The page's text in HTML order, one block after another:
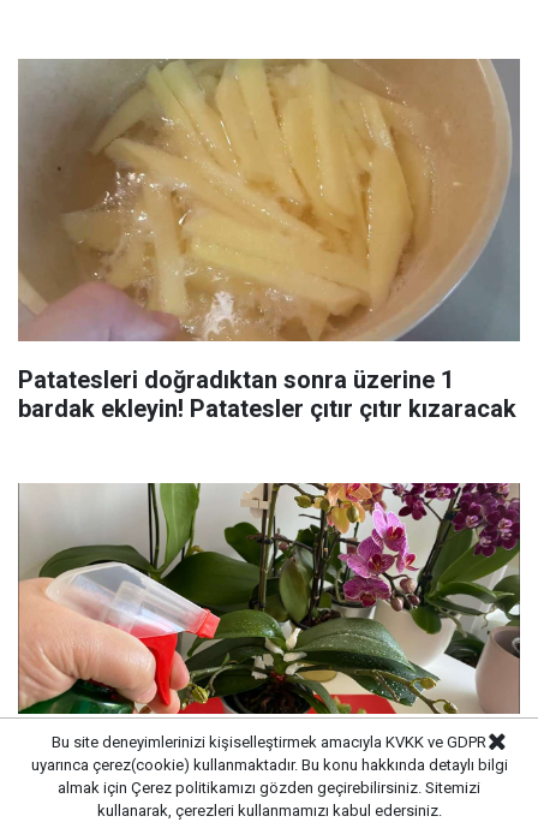
Patatesleri doğradıktan sonra üzerine 1
bardak ekleyin! Patatesler çıtır çıtır kızaracak
Yaz geldi çiçeklerinizi sularken dikkat edin:
Bu site deneyimlerinizi kişiselleştirmek amacıyla KVKK ve GDPR
uyarınca çerez(cookie) kullanmaktadır. Bu konu hakkında detaylı bilgi
almak için Çerez politikamızı gözden geçirebilirsiniz. Sitemizi
kullanarak, çerezleri kullanmamızı kabul edersiniz.